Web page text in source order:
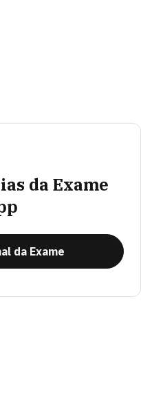
da Exame
da Exame